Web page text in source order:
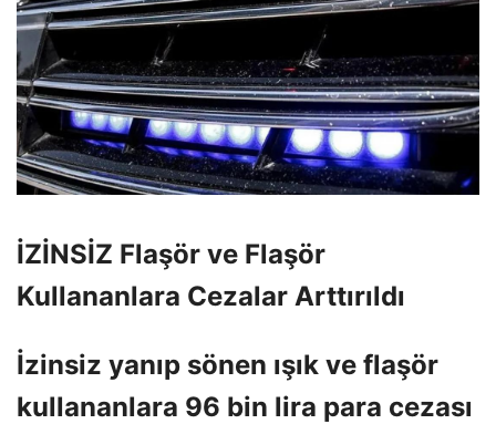
İZİNSİZ Flaşör ve Flaşör
Kullananlara Cezalar Arttırıldı
İzinsiz yanıp sönen ışık ve flaşör
kullananlara 96 ​​bin lira para cezası